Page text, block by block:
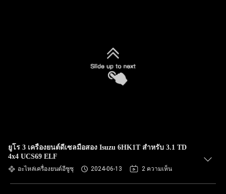
ยูโร 3 เครื่องยนต์ดีเซลมือสอง Isuzu 6HK1T สําหรับ 3.1 TD
4x4 UCS69 ELF
อะไหล่เครื่องยนต์อีซูซุ 2024-06-13 2 ความเห็น